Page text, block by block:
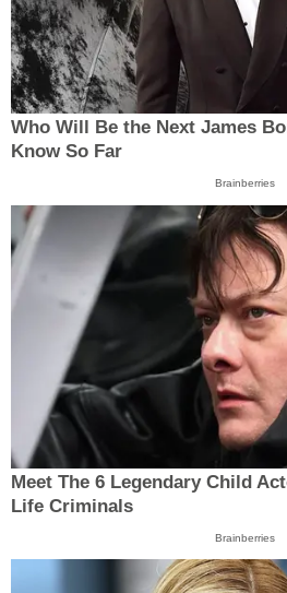
Who Will Be the Next James
Know So Far
Brainberries
Meet The 6 Legendary Child
Life Criminals
Brainberries